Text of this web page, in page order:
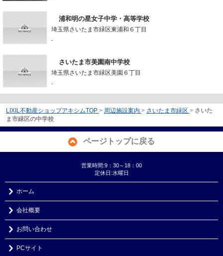
浦和明の星女子中学・高等学校
埼玉県さいたま市緑区東浦和６丁目
-
さいたま市美園南中学校
埼玉県さいたま市緑区美園６丁目
-
LIXIL不動産ショップアキシムTOP > 周辺施設案内 > さいたま市緑区 > さいた
ま市緑区の中学校
ページトップに戻る
営業時間:9：30～18：00
定休日:水曜日
ホーム
会社概要
お問い合わせ
PCサイト